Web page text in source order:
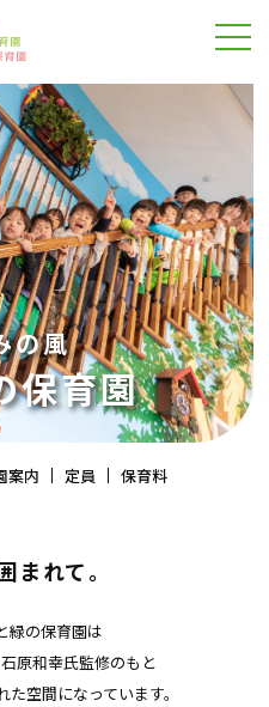
の風
保育園
案内 定員 保育料
まれて｡
緑の保育園は
原和幸氏監修のもと
空間になっています。